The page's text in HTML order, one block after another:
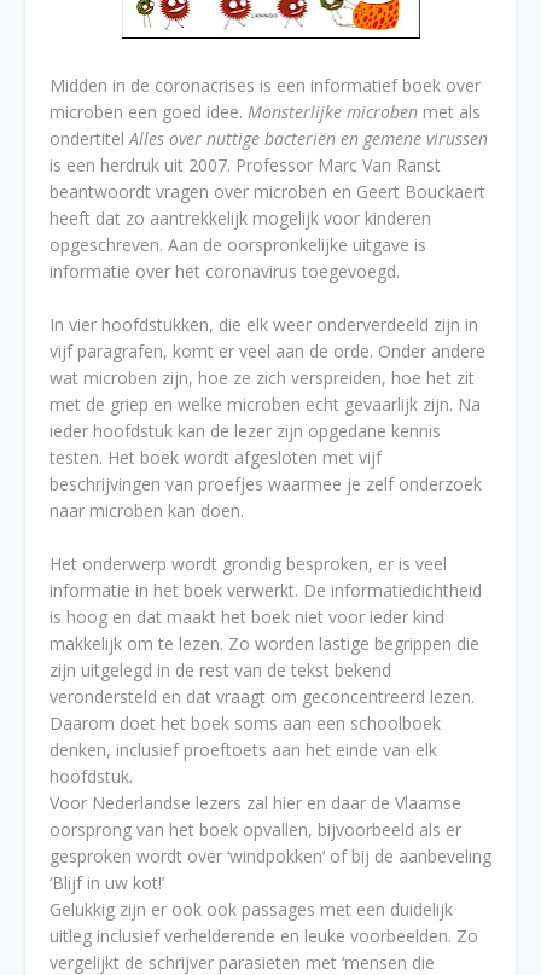
Midden in de coronacrises is een informatief boek over
microben een goed idee. Monsterlijke microben met als
ondertitelAlles over nuttige bacteriën en gemene virussen
is een herdruk uit 2007. Professor Marc Van Ranst
beantwoordt vragen over microben en Geert Bouckaert
heeft dat zo aantrekkelijk mogelijk voor kinderen
opgeschreven. Aan de oorspronkelijke uitgave is
informatie over het coronavirus toegevoegd.
In vier hoofdstukken, die elk weer onderverdeeld zijn in
vijf paragrafen, komt er veel aan de orde. Onder andere
wat microben zijn, hoe ze zich verspreiden, hoe het zit
met de griep en welke microben echt gevaarlijk zijn. Na
ieder hoofdstuk kan de lezer zijn opgedane kennis
testen. Het boek wordt afgesloten met vijf
beschrijvingen van proefjes waarmee je zelf onderzoek
naar microben kan doen.
Het onderwerp wordt grondig besproken, er is veel
informatie in het boek verwerkt. De informatiedichtheid
is hoog en dat maakt het boek niet voor ieder kind
makkelijk om te lezen. Zo worden lastige begrippen die
zijn uitgelegd in de rest van de tekst bekend
verondersteld en dat vraagt om geconcentreerd lezen.
Daarom doet het boek soms aan een schoolboek
denken, inclusief proeftoets aan het einde van elk
hoofdstuk.
Voor Nederlandse lezers zal hier en daar de Vlaamse
oorsprong van het boek opvallen, bijvoorbeeld als er
gesproken wordt over ‘windpokken’ of bij de aanbeveling
‘Blijf in uw kot!’
Gelukkig zijn er ook ook passages met een duidelijk
uitleg inclusief verhelderende en leuke voorbeelden. Zo
vergelijkt de schrijver parasieten met ‘mensen die